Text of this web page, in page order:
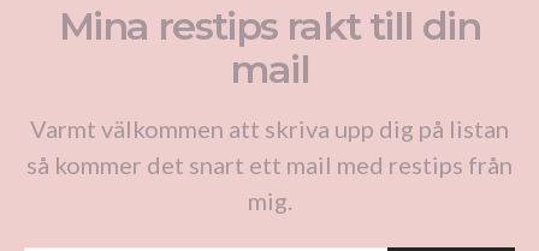
Mina restips rakt till din
mail
Varmt välkommen att skriva upp dig på listan
så kommer det snart ett mail med restips från
mig.